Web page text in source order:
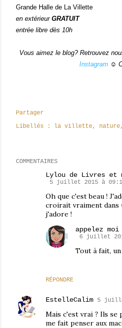
Grande Halle de La Villette
en extérieur GRATUIT
entrée libre dès 10h
Vous aimez le blog? Retrouvez
Instagram☺
Partager
Libellés :
la villette nature
COMMENTAIRES
Lylou de Livres et
5 juillet 2015 à
Oh que c'est beau !
croirait vraiment dans
j'adore !
RÉPONDRE
appelez moi
6 juillet
Tout à fait,
EstelleCalim 5
Mais c'est vrai ? Ils se
me fait penser aux